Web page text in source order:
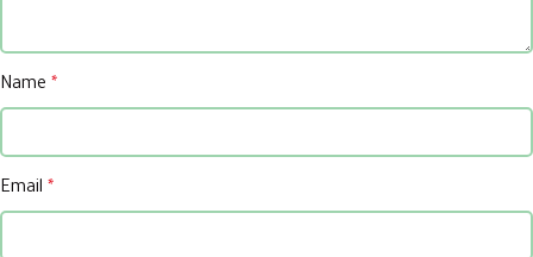
Name *
Email *